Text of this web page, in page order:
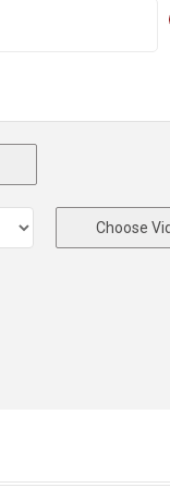
Choose